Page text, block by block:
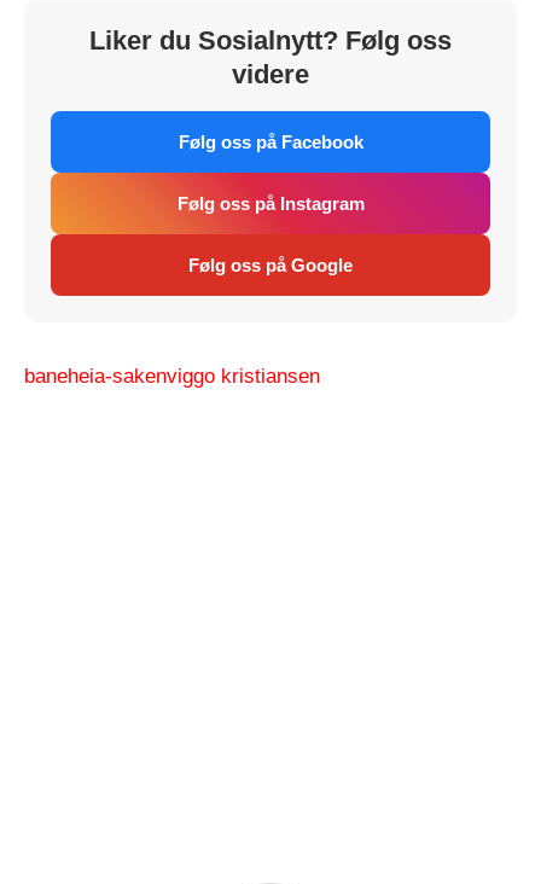
Liker du Sosialnytt? Følg oss
videre
Følg oss på Facebook
Følg oss på Instagram
Følg oss på Google
baneheia-sakenviggo kristiansen